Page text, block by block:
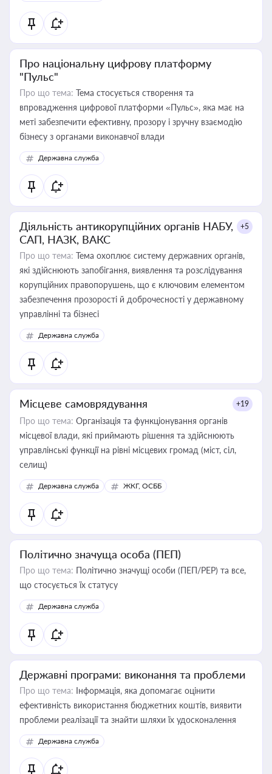
Про національну цифрову платформу
"Пульс"
Про що тема: Тема стосується створення та
впровадження цифрової платформи «Пульс», яка має на
меті забезпечити ефективну, прозору і зручну взаємодію
бізнесу з органами виконавчої влади
Державна служба
Діяльність антикорупційних органів НАБУ,
САП, НАЗК, ВАКС
+5
Про що тема: Тема охоплює систему державних органів,
які здійснюють запобігання, виявлення та розслідування
корупційних правопорушень, що є ключовим елементом
забезпечення прозорості й доброчесності у державному
управлінні та бізнесі
Державна служба
Місцеве самоврядування +19
Про що тема: Організація та функціонування органів
місцевої влади, які приймають рішення та здійснюють
управлінські функції на рівні місцевих громад (міст, сіл,
селищ)
Державна служба ЖКГ, ОСББ
Політично значуща особа (ПЕП)
Про що тема: Політично значущі особи (ПЕП/PEP) та все,
що стосується їх статусу
Державна служба
Державні програми: виконання та проблеми
Про що тема: Інформація, яка допомагає оцінити
ефективність використання бюджетних коштів, виявити
проблеми реалізації та знайти шляхи їх удосконалення
Державна служба